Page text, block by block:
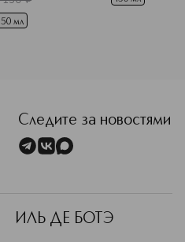
50 мл
Следите за новостями
ИЛЬ ДЕ БОТЭ